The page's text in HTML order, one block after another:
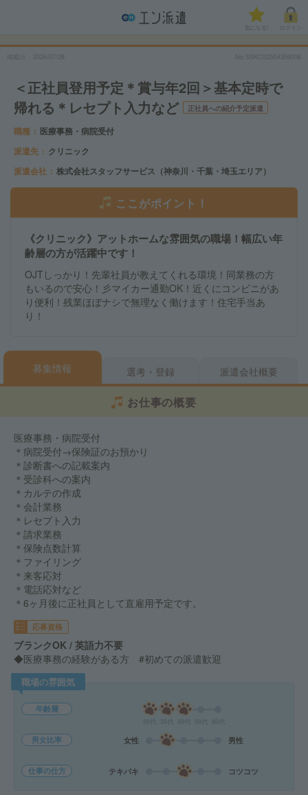
気になる!
No.SSKCS2504359006
＜正社員登用予定＊賞与年2回＞基本定時で
帰れる＊レセプト入力など
正社員への紹介予定派遣
職種
医療事務・病院受付
派遣先
クリニック
派遣会社
株式会社スタッフサービス（神奈川・千葉・埼玉エリア）
ここがポイント！
《クリニック》アットホームな雰囲気の職場！幅広い年
齢層の方が活躍中です！
OJTしっかり！先輩社員が教えてくれる環境！同業務の方
もいるので安心！彡マイカー通勤OK！近くにコンビニがあ
り便利！残業ほぼナシで無理なく働けます！住宅手当あ
り！
募集情報 選考・登録 派遣会社概要
お仕事の概要
医療事務・病院受付
＊病院受付→保険証のお預かり
＊診断書への記載案内
＊受診科への案内
＊カルテの作成
＊会計業務
＊レセプト入力
＊請求業務
＊保険点数計算
＊ファイリング
＊来客応対
＊電話応対など
＊6ヶ月後に正社員として直雇用予定です。
応募資格
ブランクOK / 英語力不要
◆医療事務の経験がある方 #初めての派遣歓迎
職場の雰囲気
年齢層
男女比率 女性 男性
仕事の仕方 テキパキ コツコツ